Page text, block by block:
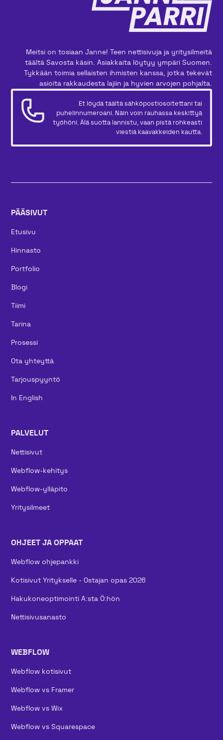
Meitsi on tosiaan Janne! Teen nettisivuja ja yritysilmeitä
täältä Savosta käsin. Asiakkaita löytyy ympäri Suomen.
Tykkään toimia sellaisten ihmisten kanssa, jotka tekevät
asioita rakkaudesta lajiin ja hyvien arvojen pohjalta.
Et löydä täältä sähköpostiosoitettani tai
puhelinnumeroani. Näin voin rauhassa keskittyä
työhöni. Älä suotta lannistu, vaan pistä rohkeasti
viestiä kaavakkeiden kautta.
PÄÄSIVUT
Etusivu
Hinnasto
Portfolio
Blogi
Tiimi
Tarina
Prosessi
Ota yhteyttä
Tarjouspyyntö
In English
PALVELUT
Nettisivut
Webflow-kehitys
Webflow-ylläpito
Yritysilmeet
OHJEET JA OPPAAT
Webflow ohjepankki
Kotisivut Yritykselle - Ostajan opas 2026
Hakukoneoptimointi A:sta Ö:hön
Nettisivusanasto
WEBFLOW
Webflow kotisivut
Webflow vs Framer
Webflow vs Wix
Webflow vs Squarespace